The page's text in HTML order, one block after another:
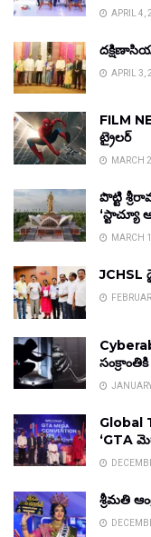
APRIL 4,
APRIL 3,
FILM
ట్రైలర్
MARCH
పొట్టి
‘స్టాచ్యూ
MARCH
JCHSL
Global
‘GTA
శ్రీమతి